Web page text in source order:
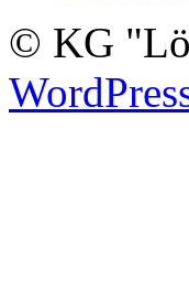
© KG